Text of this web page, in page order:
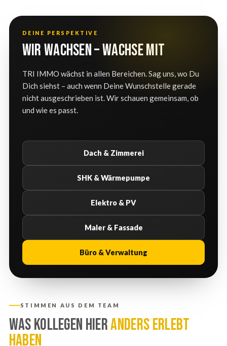
DEINE PERSPEKTIVE
Wir wachsen – wachse mit
TRI IMMO wächst in allen Bereichen. Sag uns, wo Du
Dich siehst – auch wenn Deine Wunschstelle gerade
nicht ausgeschrieben ist. Wir schauen gemeinsam, ob
und wie es passt.
Dach & Zimmerei
SHK & Wärmepumpe
Elektro & PV
Maler & Fassade
Büro & Verwaltung
STIMMEN AUS DEM TEAM
Was Kollegen hieranders erlebt
haben